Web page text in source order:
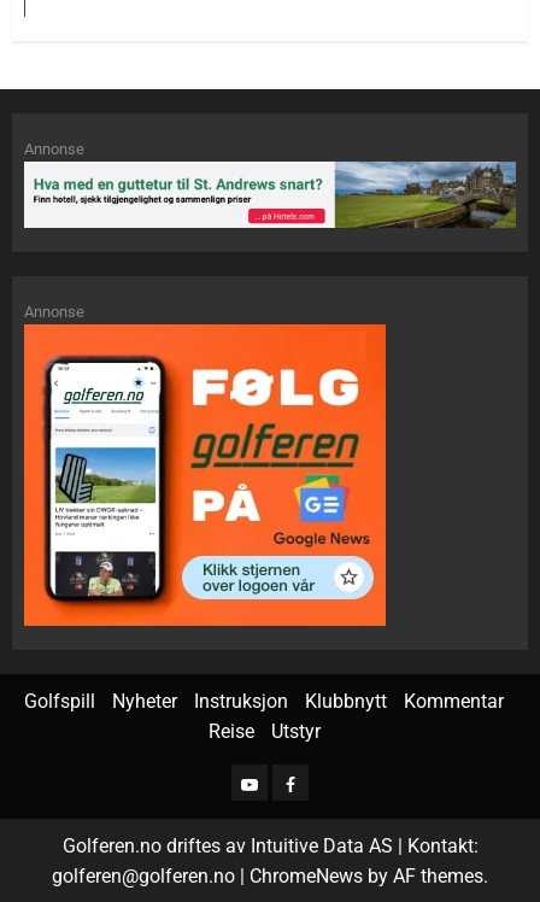
Annonse
Annonse
Golfspill Nyheter Instruksjon Klubbnytt
Kommentar
Reise
Utstyr
Golferen.no driftes av Intuitive Data AS | Kontakt:
golferen@golferen.no
ChromeNews by AF themes.